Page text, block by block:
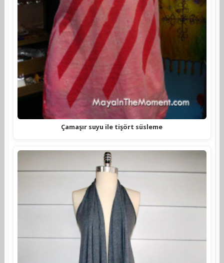
Çamaşır suyu ile tişört süsleme